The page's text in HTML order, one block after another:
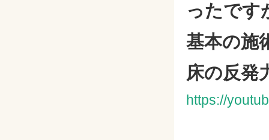
ったで
基本の施
床の反発
https://